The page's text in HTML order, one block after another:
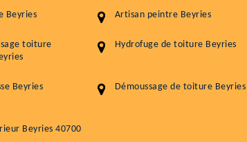
Beyries Artisan peintre Beyries
toiture
Hydrofuge de toiture Beyries
Beyries Démoussage de toiture Beyries
Beyries 40700